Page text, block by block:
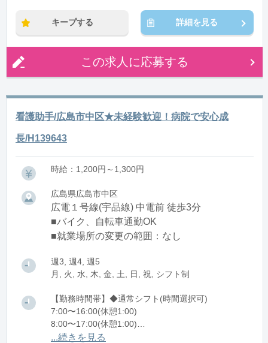
キープする 詳細を見る
この求人に応募する
看護助手/広島市中区★未経験歓迎！病院で安心成
長/H139643
時給：1,200円～1,300円
広島県広島市中区
広電１号線(宇品線) 中電前 徒歩3分
■バイク、自転車通勤OK
■就業場所の変更の範囲：なし
週3, 週4, 週5
月, 火, 水, 木, 金, 土, 日, 祝, シフト制
【勤務時間帯】◆通常シフト(時間選択可)
7:00〜16:00(休憩1:00)
8:00〜17:00(休憩1:00)
12:00〜21:00(休憩1:00)
...続きを見る